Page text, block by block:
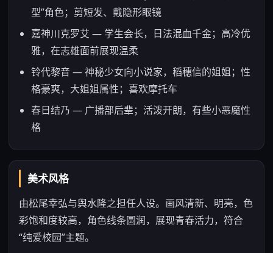
型”角色；剪短发、戴隐形眼镜
嘉神川克罗艾 — 学生会长，日法混血千金；高冷优
雅，在志雄面前展现温柔
铃代黎音 — 神秘少女向小说家，稻穗信的姐姐；性
格豪爽，大姐姐属性；喜欢摩托车
春日结乃 — 广播部后辈；活泼开朗，有些小恶魔性
格
美术风格
由松尾幸弘与舆水隆之担任人设。画风清新、明亮，色
彩饱和度较高，角色线条圆润，展现青春活力，符合
“纯爱校园”主题。